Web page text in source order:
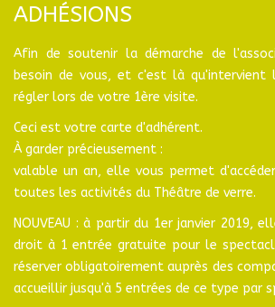
ADHÉSIONS
Afin de soutenir la démarche de
besoin de vous, et c'est là qu'intervient
régler lors de votre 1ère visite.
Ceci est votre carte d'adhérent.
À garder précieusement :
valable un an, elle vous permet
toutes les activités du Théâtre de verre.
NOUVEAU : à partir du 1er janvier 2019,
droit à 1 entrée gratuite pour le
réserver obligatoirement auprès des
accueillir jusqu'à 5 entrées de ce type par